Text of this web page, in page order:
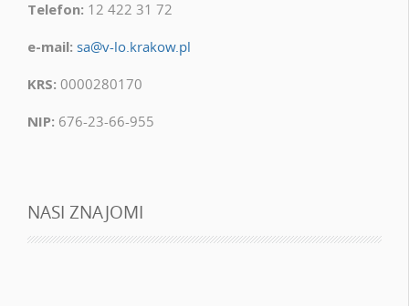
Telefon: 12 422 31 72
e-mail: sa@v-lo.krakow.pl
KRS: 0000280170
NIP: 676-23-66-955
NASI ZNAJOMI